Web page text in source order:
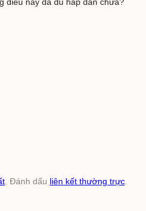
. Đánh dấu liên kết thường trực